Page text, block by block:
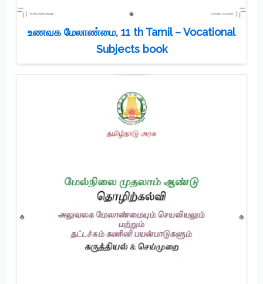
உணவக மேலாண்மை, 11 th Tamil – Vocational
Subjects book